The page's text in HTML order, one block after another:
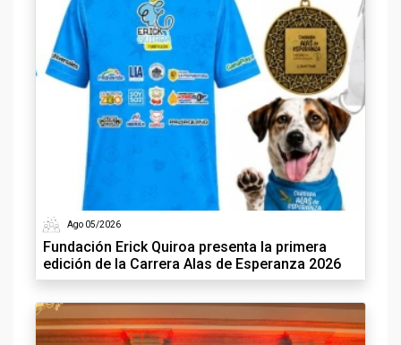
Ago 05/2026
Fundación Erick Quiroa presenta la primera
edición de la Carrera Alas de Esperanza 2026